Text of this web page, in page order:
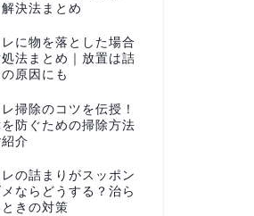
決法まとめ
レに物を落とした場合
法まとめ｜放置は詰
原因にも
レ掃除のコツを伝授！
防ぐための掃除方法
介
レの詰まりがスッポン
ならどうする？治ら
きの対策